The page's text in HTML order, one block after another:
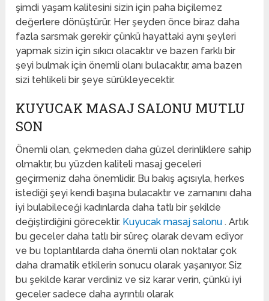
şimdi yaşam kalitesini sizin için paha biçilemez
değerlere dönüştürür. Her şeyden önce biraz daha
fazla sarsmak gerekir çünkü hayattaki aynı şeyleri
yapmak sizin için sıkıcı olacaktır ve bazen farklı bir
şeyi bulmak için önemli olanı bulacaktır, ama bazen
sizi tehlikeli bir şeye sürükleyecektir.
KUYUCAK MASAJ SALONU MUTLU
SON
Önemli olan, çekmeden daha güzel derinliklere sahip
olmaktır, bu yüzden kaliteli masaj geceleri
geçirmeniz daha önemlidir. Bu bakış açısıyla, herkes
istediği şeyi kendi başına bulacaktır ve zamanını daha
iyi bulabileceği kadınlarda daha tatlı bir şekilde
değiştirdiğini görecektir. Kuyucak masaj salonu. Artık
bu geceler daha tatlı bir süreç olarak devam ediyor
ve bu toplantılarda daha önemli olan noktalar çok
daha dramatik etkilerin sonucu olarak yaşanıyor. Siz
bu şekilde karar verdiniz ve siz karar verin, çünkü iyi
geceler sadece daha ayrıntılı olarak